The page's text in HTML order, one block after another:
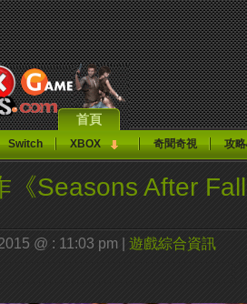
首頁
Switch XBOX 奇聞奇視 攻
《Seasons After
@ : 11:03 pm | 遊戲綜合資訊